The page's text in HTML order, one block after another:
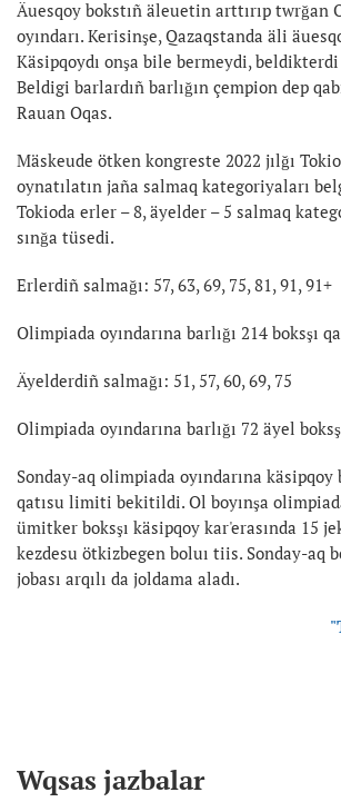
Äuesqoy bokstıñ äleuetin arttırıp twrğan
oyındarı. Kerisinşe, Qazaqstanda äli
Käsipqoydı onşa bile bermeydi, beldikterdi
Beldigi barlardıñ barlığın çempion dep
Rauan Oqas.
Mäskeude ötken kongreste 2022 jılğı
oynatılatın jaña salmaq kategoriyaları
Tokioda erler – 8, äyelder – 5 salmaq
sınğa tüsedi.
Erlerdiñ salmağı: 57, 63, 69, 75, 81, 91, 91+
Olimpiada oyındarına barlığı 214 boksşı
Äyelderdiñ salmağı: 51, 57, 60, 69, 75
Olimpiada oyındarına barlığı 72 äyel
Sonday-aq olimpiada oyındarına käsipqoy
qatısu limiti bekitildi. Ol boyınşa
ümitker boksşı käsipqoy kar'erasında 15
kezdesu ötkizbegen boluı tiis. Sonday-aq
jobası arqılı da joldama aladı.
Wqsas jazbalar